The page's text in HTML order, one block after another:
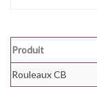
Produit
Rouleaux CB